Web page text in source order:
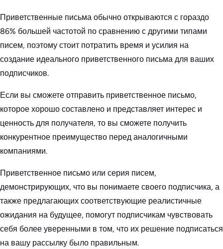
Приветственные письма обычно открываются с гораздо
86% большей частотой по сравнению с другими типами
писем, поэтому стоит потратить время и усилия на
создание идеального приветственного письма для ваших
подписчиков.
Если вы сможете отправить приветственное письмо,
которое хорошо составлено и представляет интерес и
ценность для получателя, то вы сможете получить
конкурентное преимущество перед аналогичными
компаниями.
Приветственное письмо или серия писем,
демонстрирующих, что вы понимаете своего подписчика, а
также предлагающих соответствующие реалистичные
ожидания на будущее, помогут подписчикам чувствовать
себя более уверенными в том, что их решение подписаться
на вашу рассылку было правильным.